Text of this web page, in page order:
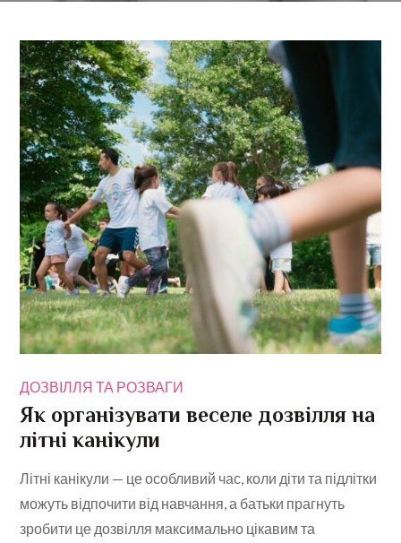
ДОЗВІЛЛЯ ТА РОЗВАГИ
Як організувати веселе дозвілля на
літні канікули
Літні канікули — це особливий час, коли діти та підлітки
можуть відпочити від навчання, а батьки прагнуть
зробити це дозвілля максимально цікавим та